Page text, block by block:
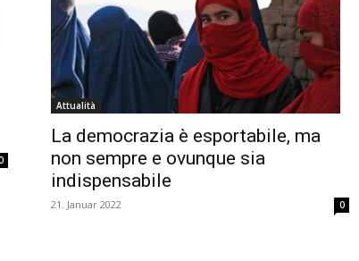
Attualità
La democrazia è esportabile, ma
non sempre e ovunque sia
indispensabile
21. Januar 2022 0